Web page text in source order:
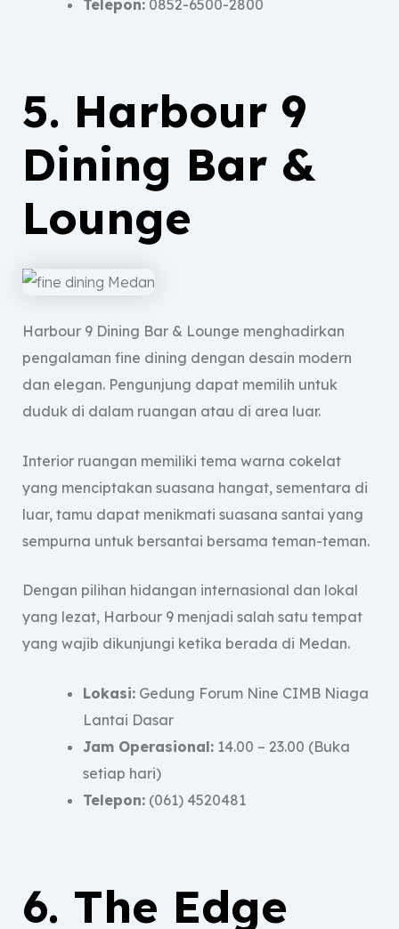
Telepon:0852-6500-2800
5. Harbour 9
Dining Bar &
Lounge
Harbour 9 Dining Bar & Lounge menghadirkan
pengalaman fine dining dengan desain modern
dan elegan. Pengunjung dapat memilih untuk
duduk di dalam ruangan atau di area luar.
Interior ruangan memiliki tema warna cokelat
yang menciptakan suasana hangat, sementara di
luar, tamu dapat menikmati suasana santai yang
sempurna untuk bersantai bersama teman-teman.
Dengan pilihan hidangan internasional dan lokal
yang lezat, Harbour 9 menjadi salah satu tempat
yang wajib dikunjungi ketika berada di Medan.
Lokasi:Gedung Forum Nine CIMB Niaga
Lantai Dasar
Jam Operasional:14.00 – 23.00 (Buka
setiap hari)
Telepon:(061) 4520481
6. The Edge